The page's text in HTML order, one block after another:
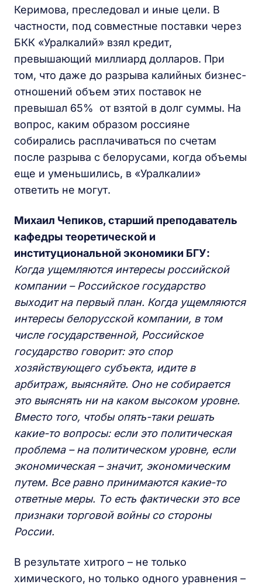
Керимова, преследовал и иные цели. В
частности, под совместные поставки через
БКК «Уралкалий» взял кредит,
превышающий миллиард долларов. При
том, что даже до разрыва калийных бизнес-
отношений объем этих поставок не
превышал 65% от взятой в долг суммы. На
вопрос, каким образом россияне
собирались расплачиваться по счетам
после разрыва с белорусами, когда объемы
еще и уменьшились, в «Уралкалии»
ответить не могут.
Михаил Чепиков, старший преподаватель
кафедры теоретической и
институциональной экономики БГУ:
Когда ущемляются интересы российской
компании – Российское государство
выходит на первый план. Когда ущемляются
интересы белорусской компании, в том
числе государственной, Российское
государство говорит: это спор
хозяйствующего субъекта, идите в
арбитраж, выясняйте. Оно не собирается
это выяснять ни на каком высоком уровне.
Вместо того, чтобы опять-таки решать
какие-то вопросы: если это политическая
проблема – на политическом уровне, если
экономическая – значит, экономическим
путем. Все равно принимаются какие-то
ответные меры. То есть фактически это все
признаки торговой войны со стороны
России.
В результате хитрого – не только
химического, но только одного уравнения –